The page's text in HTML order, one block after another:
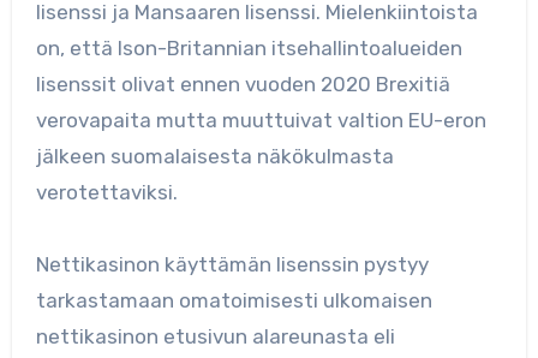
lisenssi ja Mansaaren lisenssi. Mielenkiintoista
on, että Ison-Britannian itsehallintoalueiden
lisenssit olivat ennen vuoden 2020 Brexitiä
verovapaita mutta muuttuivat valtion EU-eron
jälkeen suomalaisesta näkökulmasta
verotettaviksi.
Nettikasinon käyttämän lisenssin pystyy
tarkastamaan omatoimisesti ulkomaisen
nettikasinon etusivun alareunasta eli